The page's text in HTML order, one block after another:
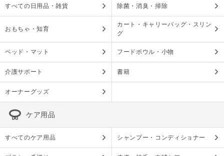
すべての日用品・雑貨 除菌・消臭・掃除
おもちゃ・知育
カート・キャリーバッグ・スリン
グ
ベッド・マット フードボウル・小物
介護サポート 書籍
オーナーグッズ
ケア用品
すべてのケア用品 シャンプー・コンディショナー